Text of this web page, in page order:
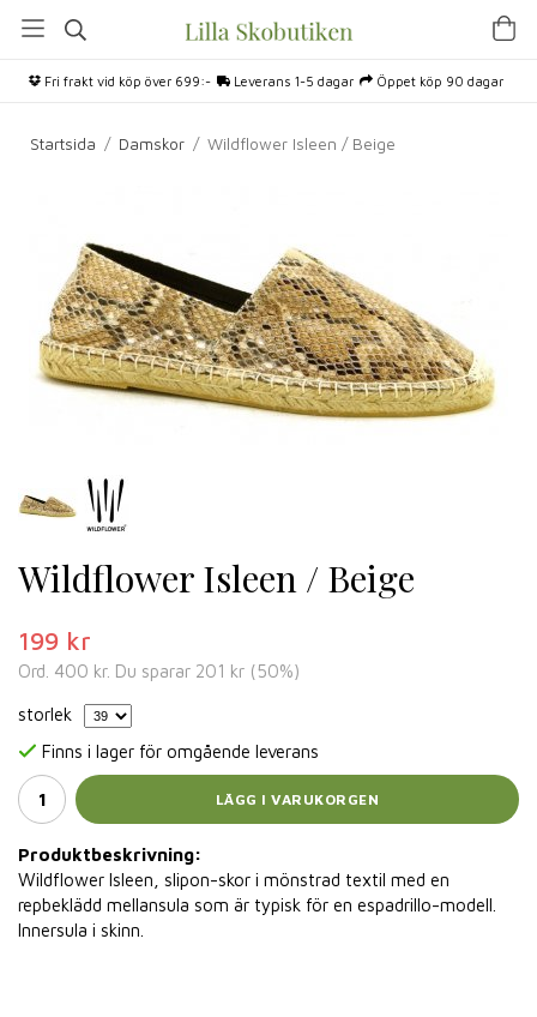
Fri frakt vid köp över 699:- Leverans 1-5 dagar Öppet köp 90 dagar
Startsida / Damskor / Wildflower Isleen / Beige
Wildflower Isleen / Beige
199 kr
Ord. 400 kr. Du sparar 201 kr (50%)
storlek
Finns i lager för omgående leverans
LÄGG I VARUKORGEN
Produktbeskrivning:
Wildflower Isleen, slipon-skor i mönstrad textil med en
repbeklädd mellansula som är typisk för en espadrillo-modell.
Innersula i skinn.